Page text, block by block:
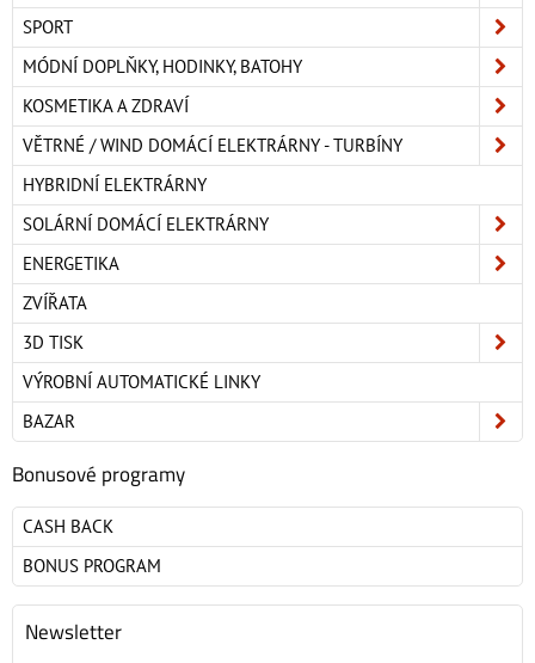
SPORT
MÓDNÍ DOPLŇKY, HODINKY, BATOHY
KOSMETIKA A ZDRAVÍ
VĚTRNÉ / WIND DOMÁCÍ ELEKTRÁRNY - TURBÍNY
HYBRIDNÍ ELEKTRÁRNY
SOLÁRNÍ DOMÁCÍ ELEKTRÁRNY
ENERGETIKA
ZVÍŘATA
3D TISK
VÝROBNÍ AUTOMATICKÉ LINKY
BAZAR
Bonusové programy
CASH BACK
BONUS PROGRAM
Newsletter